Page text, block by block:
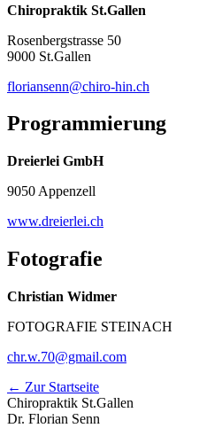
Chiropraktik St.Gallen
Rosenbergstrasse 50
9000 St.Gallen
floriansenn@chiro-hin.ch
Programmierung
Dreierlei GmbH
9050 Appenzell
www.dreierlei.ch
Fotografie
Christian Widmer
FOTOGRAFIE STEINACH
chr.w.70@gmail.com
← Zur Startseite
Chiropraktik St.Gallen
Dr. Florian Senn